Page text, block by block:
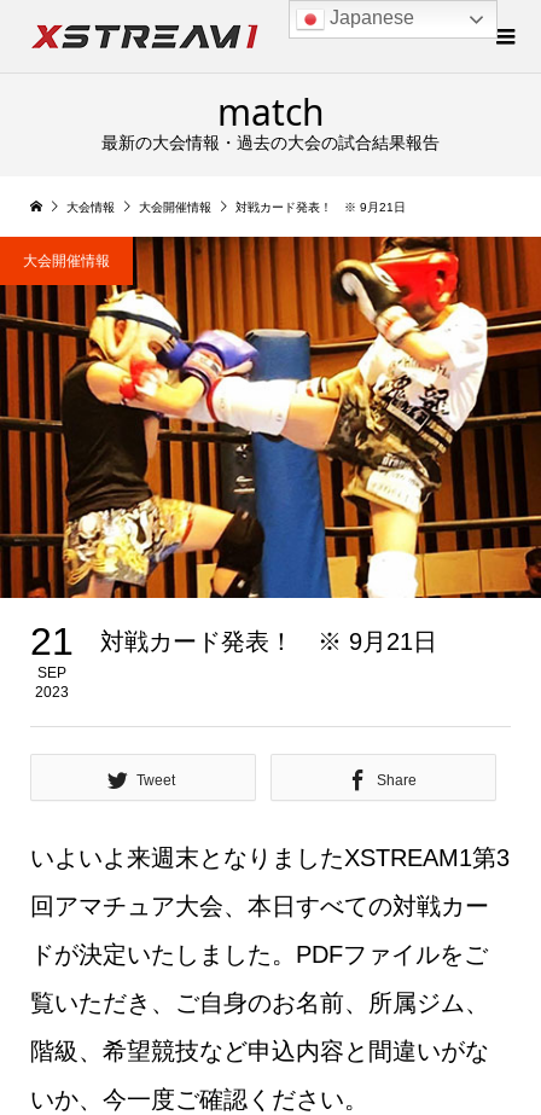
match
最新の大会情報・過去の大会の試合結果報告
大会情報 大会開催情報 対戦カード発表！ ※ 9月21日
大会開催情報
21
SEP
2023
対戦カード発表！ ※ 9月21日
Tweet Share
いよいよ来週末となりましたXSTREAM1第3
回アマチュア大会、本日すべての対戦カー
ドが決定いたしました。PDFファイルをご
覧いただき、ご自身のお名前、所属ジム、
階級、希望競技など申込内容と間違いがな
いか、今一度ご確認ください。
Japanese